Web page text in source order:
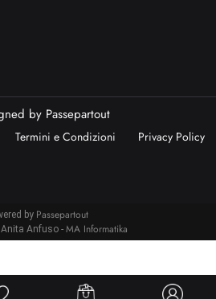
by Passepartout
Termini e Condizioni Privacy Policy
by Passepartout
Anfuso - MA Informatika